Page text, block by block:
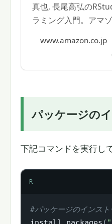
真也, 長尾高弘の
ラミング入門。アマ
www.amazon.co.jp
パッケージの
下記コマンドを実行し
R
#パッケージのインスト